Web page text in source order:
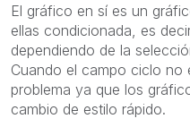
El gráfico en sí es un
ellas condicionada, es
dependiendo de la
Cuando el campo ciclo
problema ya que los
cambio de estilo rápido.